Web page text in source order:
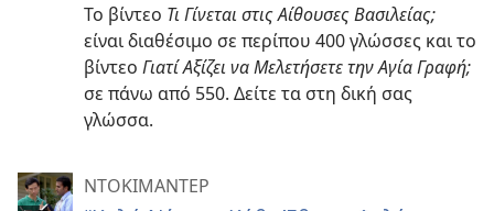
Το βίντεο Τι Γίνεται στις Αίθουσες Βασιλείας;
είναι διαθέσιμο σε περίπου 400 γλώσσες και το
βίντεο Γιατί Αξίζει να Μελετήσετε την Αγία Γραφή;
σε πάνω από 550. Δείτε τα στη δική σας
γλώσσα.
ΝΤΟΚΙΜΑΝΤΕΡ